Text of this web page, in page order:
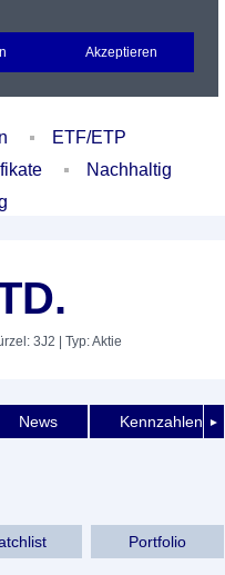
Portfolio Login
ETF/ETP
Nachhaltig
3J2 | Typ: Aktie
►
News Kennzahlen
Portfolio
Akzeptieren